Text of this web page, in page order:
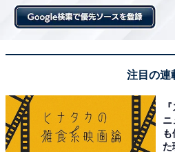
本作では、香取慎吾さんが江戸
組の組長である近藤勇を演じて
同様、三谷さんが脚本を手掛け
す。
注目の連
ニ
た